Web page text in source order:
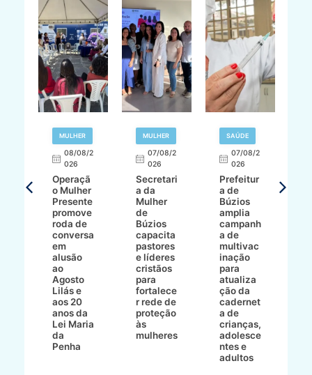
MULHER
08/08/2
026
Operaçã
o Mulher
Presente
promove
roda de
conversa
em
alusão
ao
Agosto
Lilás e
aos 20
anos da
Lei Maria
da
Penha
MULHER
07/08/2
026
Secretari
a da
Mulher
de
Búzios
capacita
pastores
e líderes
cristãos
para
fortalece
r rede de
proteção
às
mulheres
SAÚDE
07/08/2
026
Prefeitur
a de
Búzios
amplia
campanh
a de
multivac
inação
para
atualiza
ção da
cadernet
a de
crianças,
adolesce
ntes e
adultos